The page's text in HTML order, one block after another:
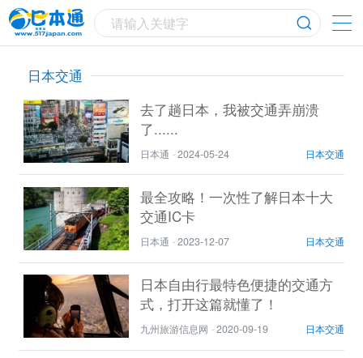
请输入关键字
日本交通
去了趟日本，我被交通弄崩溃
了......
日本通 ·2024-05-24 日本交通
最全攻略！一次性了解日本十大
交通IC卡
日本通 ·2023-12-07 日本交通
日本自由行最特色便捷的交通方
式，打开这篇就懂了！
九州旅游信息网 ·2020-09-19 日本交通